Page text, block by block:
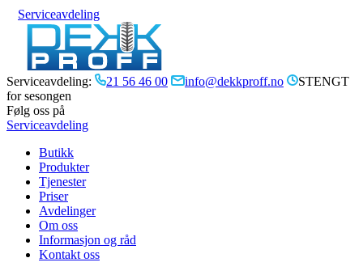
Serviceavdeling
Serviceavdeling: 21 56 46 00 info@dekkproff.no
STENGT
for sesongen
Følg oss på
Serviceavdeling
Butikk
Produkter
Tjenester
Priser
Avdelinger
Om oss
Informasjon og råd
Kontakt oss